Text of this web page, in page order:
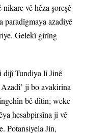
vê hêza şoreşê
paradîgmaya azadiyê
Gelekî girîng
dijî Tundiya li Jinê
Azadî’ ji bo avakirina
bê dîtin; weke
hesabpirsîna ji vê
Potansiyela Jin,